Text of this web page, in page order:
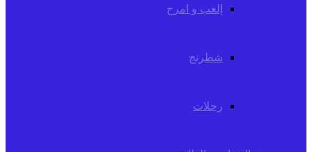
إلعب و امرح
شطرنج
رحلات